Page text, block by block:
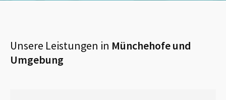
Unsere Leistungen in Münchehofeund
Umgebung